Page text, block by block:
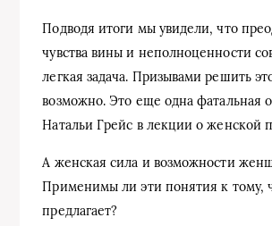
Подводя итоги мы увидели, что
чувства вины и неполноценности
легкая задача. Призывами решить
возможно. Это еще одна фатальная
Натальи Грейс в лекции о женской
А женская сила и возможности
Применимы ли эти понятия к тому,
предлагает?